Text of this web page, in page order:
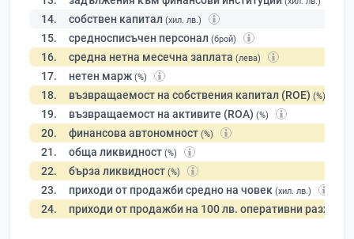
14. собствен капитал (хил. лв.)
15. средносписъчен персонал (брой)
16. средна нетна месечна заплата (лева)
17. нетен марж (%)
18. възвращаемост на собствения капитал (ROE) (%)
19. възвращаемост на активите (ROA) (%)
20. финансова автономност (%)
21. обща ликвидност (%)
22. бърза ликвидност (%)
23. приходи от продажби средно на човек (хил. лв.)
24. приходи от продажби на 100 лв. оперативни разходи